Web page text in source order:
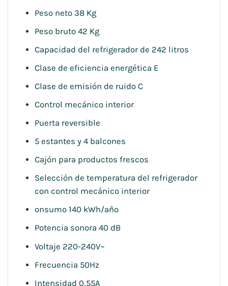
Peso neto 38 Kg
Peso bruto 42 Kg
Capacidad del refrigerador de 242 litros
Clase de eficiencia energética E
Clase de emisión de ruido C
Control mecánico interior
Puerta reversible
5 estantes y 4 balcones
Cajón para productos frescos
Selección de temperatura del refrigerador
con control mecánico interior
onsumo 140 kWh/año
Potencia sonora 40 dB
Voltaje 220-240V~
Frecuencia 50Hz
Intensidad 0,55A